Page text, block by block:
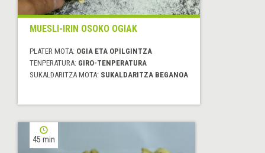
MUESLI-IRIN OSOKO OGIAK
PLATER MOTA: OGIA ETA OPILGINTZA
TENPERATURA: GIRO-TENPERATURA
SUKALDARITZA MOTA: SUKALDARITZA BEGANOA
45 min